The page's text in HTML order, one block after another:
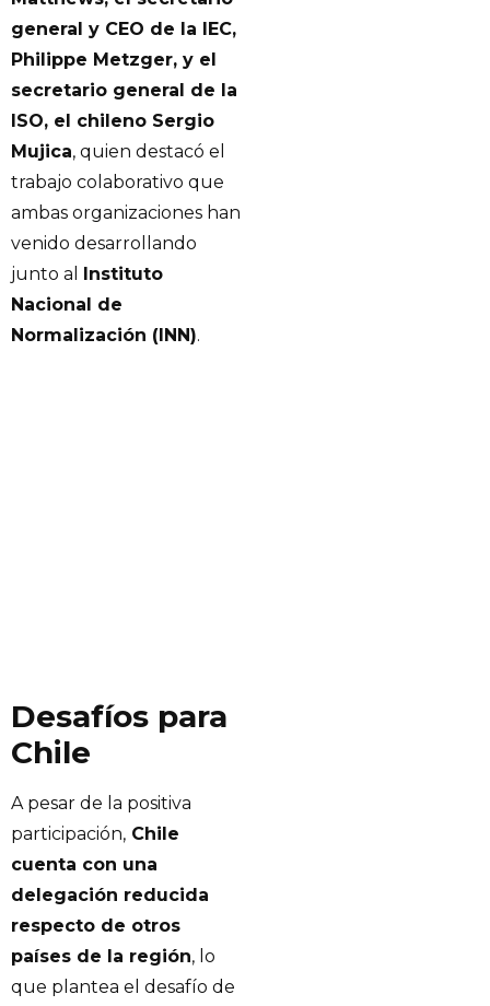
general y CEO de la IEC,
Philippe Metzger, y el
secretario general de la
ISO, el chileno Sergio
Mujica, quien destacó el
trabajo colaborativo que
ambas organizaciones han
venido desarrollando
junto al
Instituto
Nacional de
Normalización (INN).
Desafíos para
Chile
A pesar de la positiva
participación, Chile
cuenta con una
delegación reducida
respecto de otros
países de la región, lo
que plantea el desafío de